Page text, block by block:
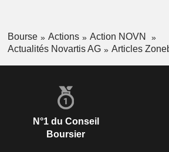
Bourse Actions
Action NOVN
Actualités Novartis AG
Articles
N°1 du Conseil
Boursier